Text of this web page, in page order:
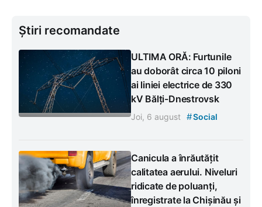
Știri recomandate
ULTIMA ORĂ: Furtunile
au doborât circa 10 piloni
ai liniei electrice de 330
kV Bălți-Dnestrovsk
Joi, 6 august #Social
Canicula a înrăutățit
calitatea aerului. Niveluri
ridicate de poluanți,
înregistrate la Chișinău și